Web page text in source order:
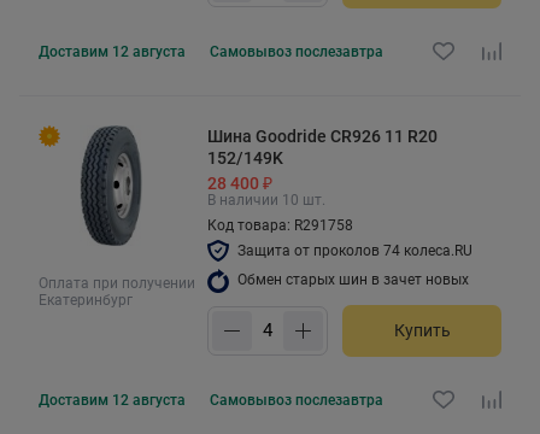
Доставим 12 августа Самовывоз послезавтра
Оплата при получении
Екатеринбург
Шина Goodride CR926 11 R20
152/149K
28 400 ₽
В наличии 10 шт.
Код товара: R291758
Защита от проколов 74 колеса.RU
Обмен старых шин в зачет новых
Купить
Доставим 12 августа Самовывоз послезавтра